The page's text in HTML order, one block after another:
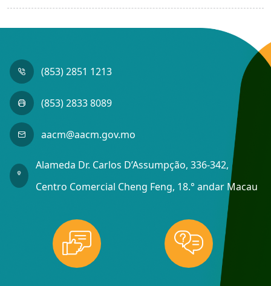
(853) 2851 1213
(853) 2833 8089
aacm@aacm.gov.mo
Alameda Dr. Carlos D’Assumpção, 336-342,
Centro Comercial Cheng Feng, 18.° andar Macau